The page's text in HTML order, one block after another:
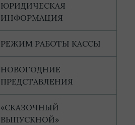
ЮРИДИЧЕСКАЯ
ИНФОРМАЦИЯ
РЕЖИМ РАБОТЫ КАССЫ
НОВОГОДНИЕ
ПРЕДСТАВЛЕНИЯ
«СКАЗОЧНЫЙ
ВЫПУСКНОЙ»